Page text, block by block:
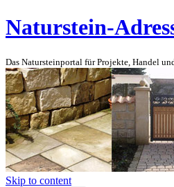
Naturstein-
Das Natursteinportal für Projekte, Handel
Skip to content